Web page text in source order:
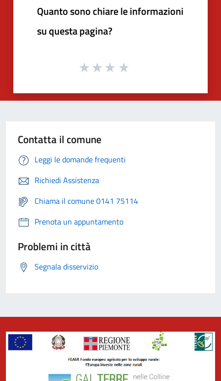
Quanto sono chiare le informazioni
su questa pagina?
Contatta il comune
Leggi le domande frequenti
Richiedi Assistenza
Chiama il comune 0141 75114
Prenota un appuntamento
Problemi in città
Segnala disservizio